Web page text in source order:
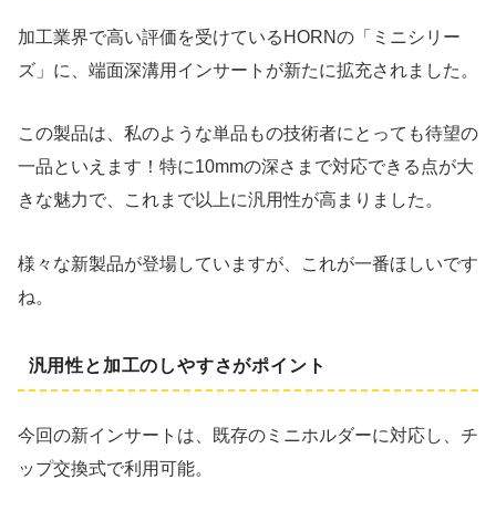
加工業界で高い評価を受けているHORNの「ミニシリー
ズ」に、端面深溝用インサートが新たに拡充されました。
この製品は、私のような単品もの技術者にとっても待望の
一品といえます！特に10mmの深さまで対応できる点が大
きな魅力で、これまで以上に汎用性が高まりました。
様々な新製品が登場していますが、これが一番ほしいです
ね。
汎用性と加工のしやすさがポイント
今回の新インサートは、既存のミニホルダーに対応し、チ
ップ交換式で利用可能。